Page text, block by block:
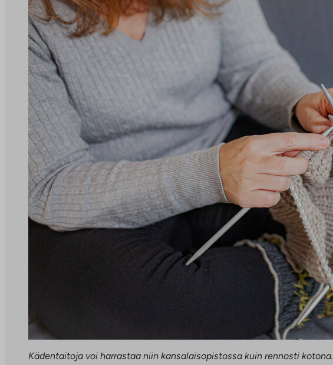
Kädentaitoja voi harrastaa niin kansalaisopistossa kuin rennosti kotona.